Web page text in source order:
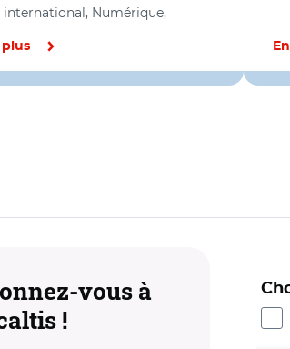
international, Numérique,
plus
vous à
!